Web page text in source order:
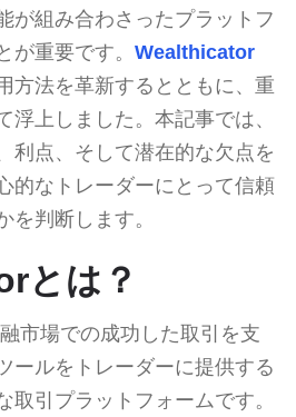
が組み合わさったプラットフ
が重要です。 Wealthicator
方法を革新するとともに、重
浮上しました。本記事では、
利点、そして潜在的な欠点を
的なトレーダーにとって信頼
を判断します。
とは？
市場での成功した取引を支
ールをトレーダーに提供する
取引プラットフォームです。